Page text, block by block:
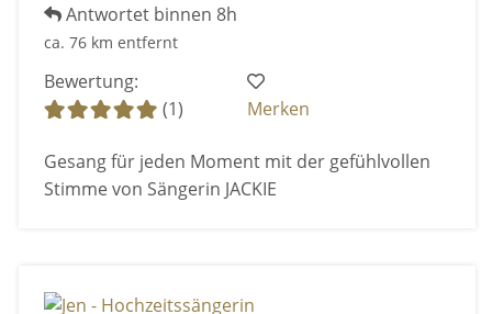
Antwortet binnen 8h
ca. 76 km entfernt
Bewertung:
(1)
Merken
Gesang für jeden Moment mit der gefühlvollen
Stimme von Sängerin JACKIE